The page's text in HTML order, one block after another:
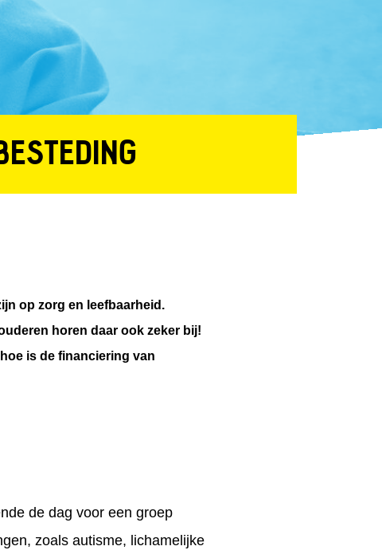
op zorg en leefbaarheid.
horen daar ook zeker bij!
is de financiering van
de dag voor een groep
zoals autisme, lichamelijke